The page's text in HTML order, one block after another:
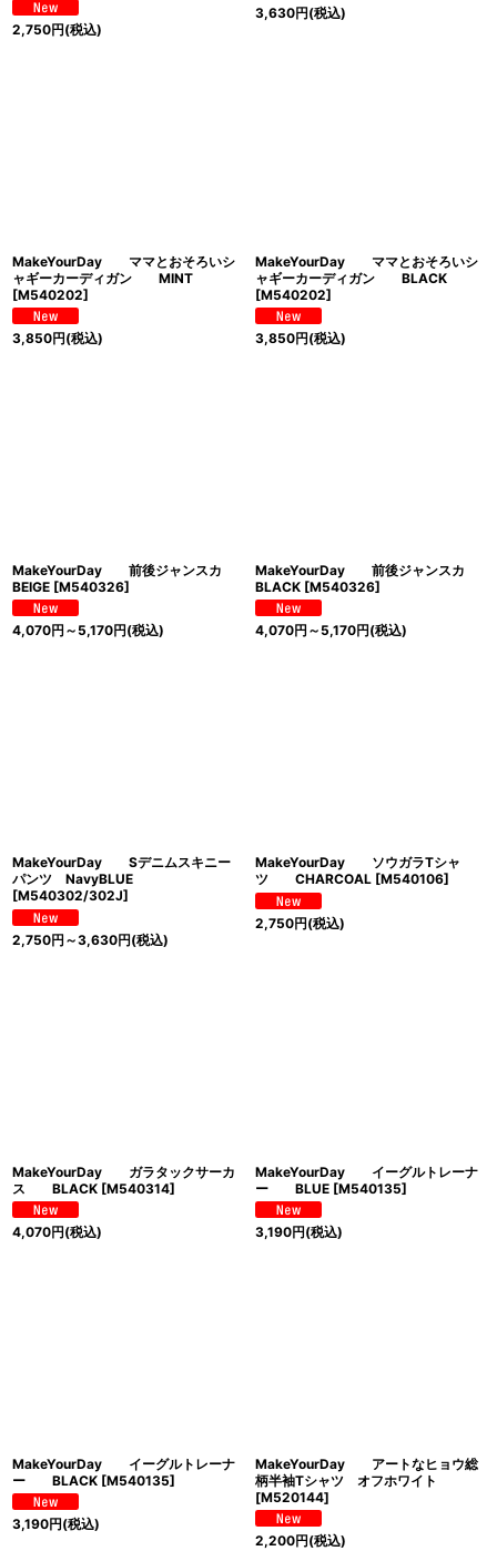
2,750円(税込)
3,630円(税込)
MakeYourDay ママとおそろいシ
ャギーカーディガン MINT
[M540202]
3,850円(税込)
MakeYourDay ママとおそろいシ
ャギーカーディガン BLACK
[M540202]
3,850円(税込)
MakeYourDay 前後ジャンスカ
BEIGE [M540326]
4,070円 ～5,170円(税込)
MakeYourDay 前後ジャンスカ
BLACK [M540326]
4,070円 ～5,170円(税込)
MakeYourDay Sデニムスキニー
パンツ NavyBLUE
[M540302/302J]
2,750円 ～3,630円(税込)
MakeYourDay ソウガラTシャ
ツ CHARCOAL [M540106]
2,750円(税込)
MakeYourDay ガラタックサーカ
ス BLACK [M540314]
4,070円(税込)
MakeYourDay イーグルトレーナ
ー BLUE [M540135]
3,190円(税込)
MakeYourDay イーグルトレーナ
ー BLACK [M540135]
3,190円(税込)
MakeYourDay アートなヒョウ総
柄半袖Tシャツ オフホワイト
[M520144]
2,200円(税込)